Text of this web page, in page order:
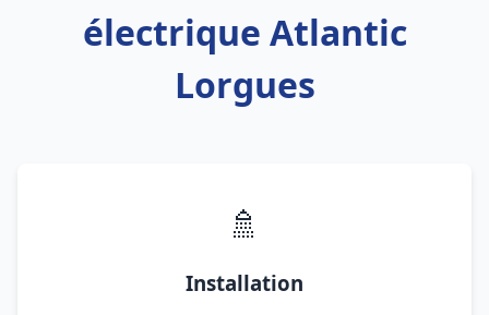
électrique Atlantic
Lorgues
🚿
Installation